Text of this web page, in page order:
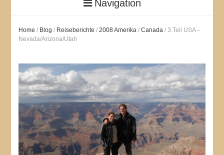
Navigation
Home / Blog / Reiseberichte / 2008 Amerika / Canada / 3.Teil USA –
Nevada/Arizona/Utah